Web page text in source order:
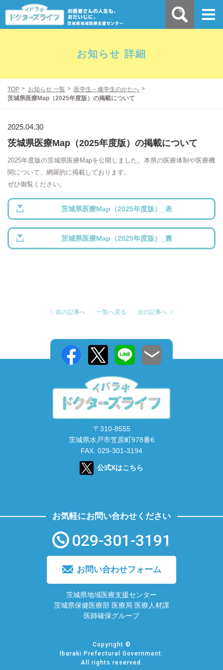
お知らせ 詳細
TOP お知らせ 一覧
医学生・修学生のかたへ
茨城県医療Map（2025年度版）の掲載について
2025.04.30
茨城県医療Map（2025年度版）の掲載について
2025年度版の茨城県医療Mapを公開しました。本県の医療体制や医療機
関について、網羅的に掲載しております。
ぜひ御覧ください。
茨城県医療Map（2025年度版）_表
茨城県医療Map（2025年度版）_裏
前の記事へ 一覧へ戻る 次の記事へ
〒310-8555
茨城県水戸市笠原町978番6
FAX. 029-301-3194
公式Xはこちら
お気軽にお問い合わせください
029-301-3191
お問い合わせフォーム
茨城県地域医療支援センター
茨城県保健医療部 医療局 医療人材課
医師確保グループ
Copyright ©
Ibaraki Prefectural Government.
All rights reserved.